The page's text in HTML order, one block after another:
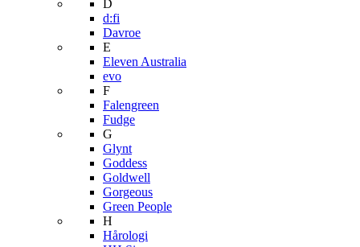
D
d:fi
Davroe
E
Eleven Australia
evo
F
Falengreen
Fudge
G
Glynt
Goddess
Goldwell
Gorgeous
Green People
H
Hårologi